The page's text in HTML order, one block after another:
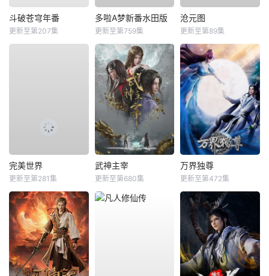
斗破苍穹年番
更新至第207集
多啦A梦新番水田版
更新至第759集
沧元图
更新至第89集
完美世界
更新至第281集
武神主宰
更新至第680集
万界独尊
更新至第472集